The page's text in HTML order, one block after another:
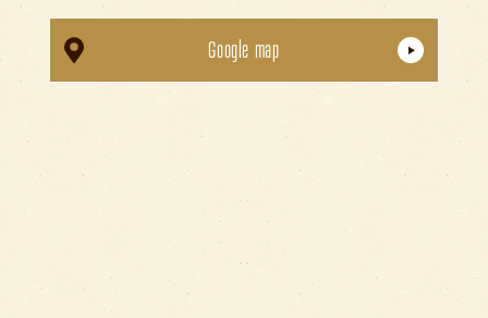
2026.04.26
👶 学校・園での歯科健診の時期です 👦
受け付けております
とくに、5〜7歳での永久歯の生え変わりが
始まる時期での受診はとても大切です
お子様の将来の歯並びの予想や、お子様に
合った歯のケアをご提案できます
お気軽にご相談ください
Google map